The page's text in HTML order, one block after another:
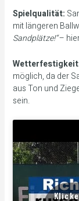
Spielqualität:
mit längeren
Sandplätze!“–
möglich, da der
aus Ton und
sein.